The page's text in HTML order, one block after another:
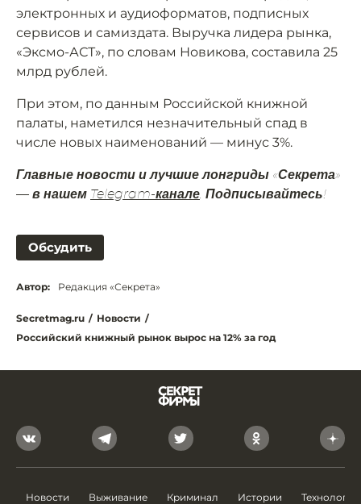
электронных и аудиоформатов, подписных
сервисов и самиздата. Выручка лидера рынка,
«Эксмо-АСТ», по словам Новикова, составила 25
млрд рублей.
При этом, по данным Российской книжной
палаты, наметился незначительный спад в
числе новых наименований — минус 3%.
Главные новости и лучшие лонгриды «Секрета»
— в нашем Telegram-канале . Подписывайтесь!
Обсудить
Автор: Редакция «Секрета»
Secretmag.ru / Новости /
Российский книжный рынок вырос на 12% за год
Новости Выживание Криминал Истории Технологии